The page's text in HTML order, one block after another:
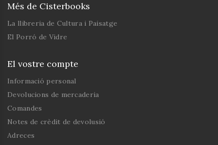
Més de Cisterbooks
La llibreria de Cultura i Paisatge
El Porró de Vidre
El vostre compte
Informació personal
Devolucions de mercaderia
Comandes
Notes de crèdit de devolusió
Adreces